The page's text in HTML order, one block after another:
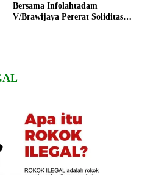
Bersama Infolahtadam
V/Brawijaya Pererat Soliditas